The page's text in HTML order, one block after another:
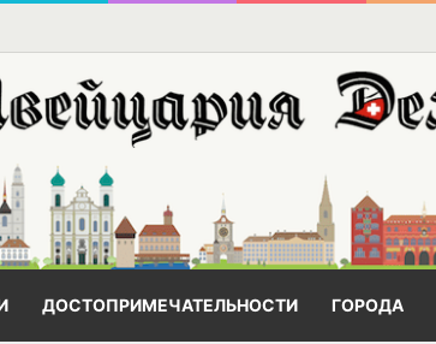
ДОСТОПРИМЕЧАТЕЛЬНОСТИ ГОРОДА